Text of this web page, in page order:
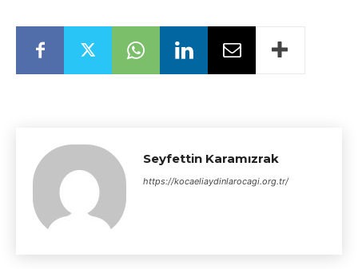
Seyfettin Karamızrak
https://kocaeliaydinlarocagi.org.tr/